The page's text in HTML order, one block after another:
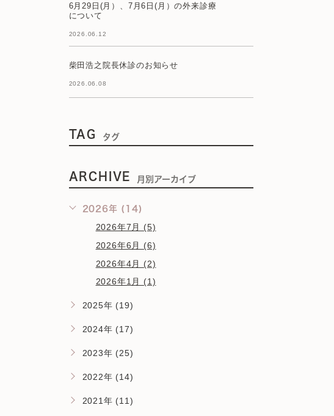
6月29日(月）、7月6日(月）の外来診療
について
2026.06.12
柴田浩之院長休診のお知らせ
2026.06.08
TAG タグ
ARCHIVE 月別アーカイブ
2026年 (14)
2026年7月 (5)
2026年6月 (6)
2026年4月 (2)
2026年1月 (1)
2025年 (19)
2024年 (17)
2023年 (25)
2022年 (14)
2021年 (11)